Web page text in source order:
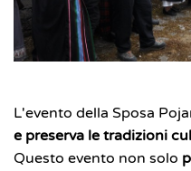
L'evento della Sposa
e preserva le tradizioni
Questo evento non solo